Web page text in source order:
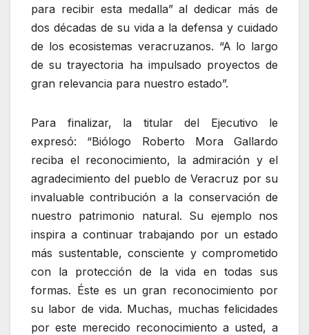
para recibir esta medalla” al dedicar más de
dos décadas de su vida a la defensa y cuidado
de los ecosistemas veracruzanos. “A lo largo
de su trayectoria ha impulsado proyectos de
gran relevancia para nuestro estado”.
Para finalizar, la titular del Ejecutivo le
expresó: “Biólogo Roberto Mora Gallardo
reciba el reconocimiento, la admiración y el
agradecimiento del pueblo de Veracruz por su
invaluable contribución a la conservación de
nuestro patrimonio natural. Su ejemplo nos
inspira a continuar trabajando por un estado
más sustentable, consciente y comprometido
con la protección de la vida en todas sus
formas. Éste es un gran reconocimiento por
su labor de vida. Muchas, muchas felicidades
por este merecido reconocimiento a usted, a